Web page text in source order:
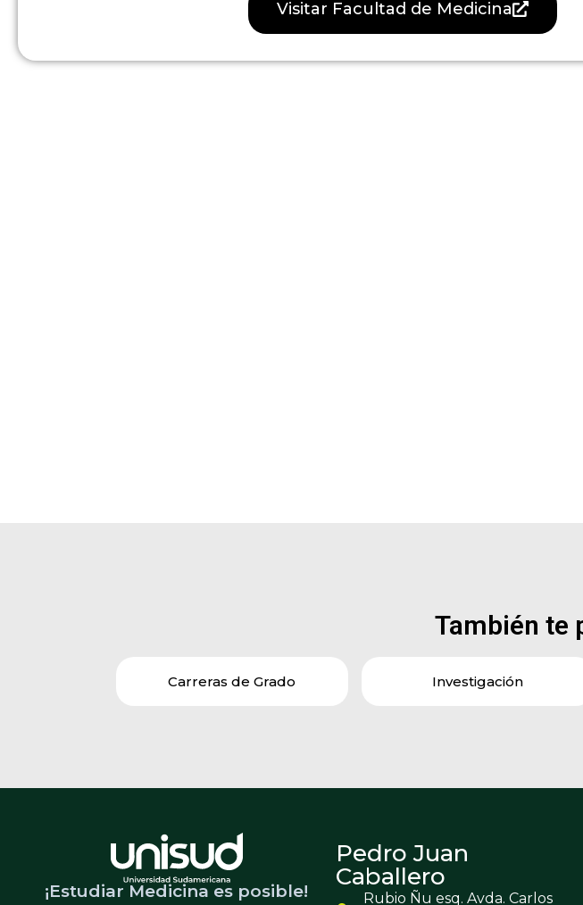
Visitar Facultad de Medicina
También te
Carreras de Grado Investigación
¡Estudiar Medicina es posible!
Pedro Juan
Caballero
Rubio Ñu esq. Avda. Carlos